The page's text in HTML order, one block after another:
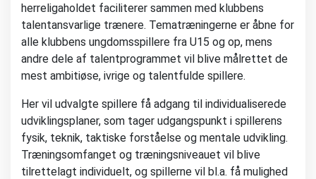
herreligaholdet faciliterer sammen med klubbens
talentansvarlige trænere. Tematræningerne er åbne for
alle klubbens ungdomsspillere fra U15 og op, mens
andre dele af talentprogrammet vil blive målrettet de
mest ambitiøse, ivrige og talentfulde spillere.
Her vil udvalgte spillere få adgang til individualiserede
udviklingsplaner, som tager udgangspunkt i spillerens
fysik, teknik, taktiske forståelse og mentale udvikling.
Træningsomfanget og træningsniveauet vil blive
tilrettelagt individuelt, og spillerne vil bl.a. få mulighed